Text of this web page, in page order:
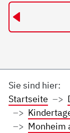
Sie sind hier:
Startseite
Monheim